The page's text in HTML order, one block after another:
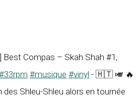
Best Compas – Skah Shah #1,
#musique #vinyl - 🇭🇹 🎺 🔥
des Shleu-Shleu alors en tournée